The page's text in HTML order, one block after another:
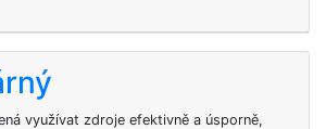
využívat zdroje efektivně a úsporně,